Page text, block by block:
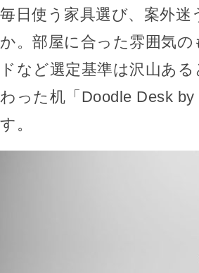
毎日使う家具選び、案外
か。部屋に合った雰囲気
ドなど選定基準は沢山あ
わった机「Doodle Desk
す。